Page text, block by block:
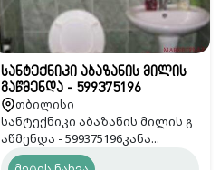
სანტექნიკი აბაზანის მილის
გაწმენდა - 599375196
თბილისი
სანტექნიკი აბაზანის მილის გ
აწმენდა - 599375196კანა...